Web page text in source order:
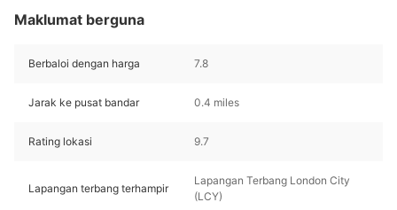
Maklumat berguna
Berbaloi dengan harga 7.8
Jarak ke pusat bandar 0.4 miles
Rating lokasi 9.7
Lapangan terbang terhampir
Lapangan Terbang London City
(LCY)